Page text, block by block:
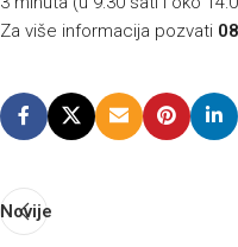
Za više informacija pozvati
Novije